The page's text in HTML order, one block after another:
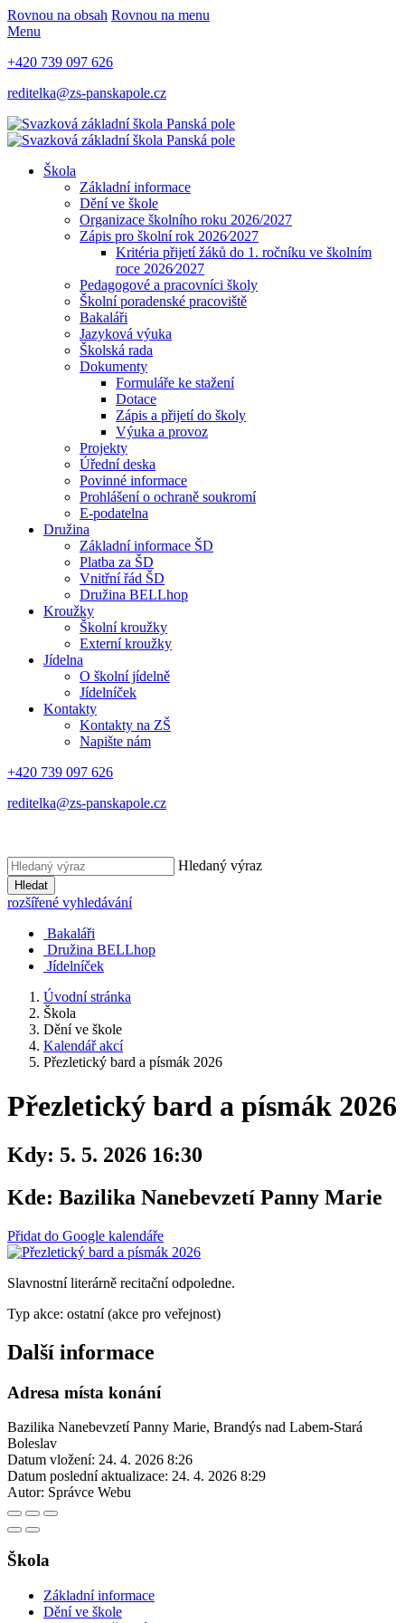
Rovnou na obsah Rovnou na menu
Menu
+420 739 097 626
reditelka@zs-panskapole.cz
Škola
Základní informace
Dění ve škole
Organizace školního roku 2026/2027
Zápis pro školní rok 2026⁄2027
Kritéria přijetí žáků do 1. ročníku ve školním
roce 2026⁄2027
Pedagogové a pracovníci školy
Školní poradenské pracoviště
Bakaláři
Jazyková výuka
Školská rada
Dokumenty
Formuláře ke stažení
Dotace
Zápis a přijetí do školy
Výuka a provoz
Projekty
Úřední deska
Povinné informace
Prohlášení o ochraně soukromí
E-podatelna
Družina
Základní informace ŠD
Platba za ŠD
Vnitřní řád ŠD
Družina BELLhop
Kroužky
Školní kroužky
Externí kroužky
Jídelna
O školní jídelně
Jídelníček
Kontakty
Kontakty na ZŠ
Napište nám
+420 739 097 626
reditelka@zs-panskapole.cz
Hledaný výraz
Hledat
rozšířené vyhledávání
Bakaláři
Družina BELLhop
Jídelníček
Úvodní stránka
Škola
Dění ve škole
Kalendář akcí
Přezletický bard a písmák 2026
Přezletický bard a písmák 2026
Kdy: 5. 5. 2026 16:30
Kde: Bazilika Nanebevzetí Panny Marie
Přidat do Google kalendáře
Slavnostní literárně recitační odpoledne.
Typ akce: ostatní (akce pro veřejnost)
Další informace
Adresa místa konání
Bazilika Nanebevzetí Panny Marie, Brandýs nad Labem-Stará
Boleslav
Datum vložení: 24. 4. 2026 8:26
Datum poslední aktualizace: 24. 4. 2026 8:29
Autor: Správce Webu
Škola
Základní informace
Dění ve škole